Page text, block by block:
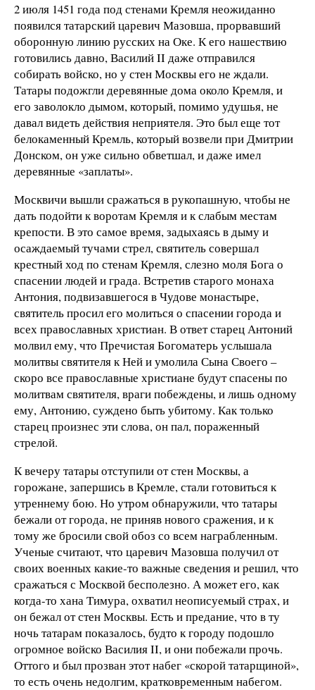
2 июля 1451 года под стенами Кремля неожиданно
появился татарский царевич Мазовша, прорвавший
оборонную линию русских на Оке. К его нашествию
готовились давно, Василий II даже отправился
собирать войско, но у стен Москвы его не ждали.
Татары подожгли деревянные дома около Кремля, и
его заволокло дымом, который, помимо удушья, не
давал видеть действия неприятеля. Это был еще тот
белокаменный Кремль, который возвели при Дмитрии
Донском, он уже сильно обветшал, и даже имел
деревянные «заплаты».
Москвичи вышли сражаться в рукопашную, чтобы не
дать подойти к воротам Кремля и к слабым местам
крепости. В это самое время, задыхаясь в дыму и
осаждаемый тучами стрел, святитель совершал
крестный ход по стенам Кремля, слезно моля Бога о
спасении людей и града. Встретив старого монаха
Антония, подвизавшегося в Чудове монастыре,
святитель просил его молиться о спасении города и
всех православных христиан. В ответ старец Антоний
молвил ему, что Пречистая Богоматерь услышала
молитвы святителя к Ней и умолила Сына Своего –
скоро все православные христиане будут спасены по
молитвам святителя, враги побеждены, и лишь одному
ему, Антонию, суждено быть убитому. Как только
старец произнес эти слова, он пал, пораженный
стрелой.
К вечеру татары отступили от стен Москвы, а
горожане, запершись в Кремле, стали готовиться к
утреннему бою. Но утром обнаружили, что татары
бежали от города, не приняв нового сражения, и к
тому же бросили свой обоз со всем награбленным.
Ученые считают, что царевич Мазовша получил от
своих военных какие-то важные сведения и решил, что
сражаться с Москвой бесполезно. А может его, как
когда-то хана Тимура, охватил неописуемый страх, и
он бежал от стен Москвы. Есть и предание, что в ту
ночь татарам показалось, будто к городу подошло
огромное войско Василия II, и они побежали прочь.
Оттого и был прозван этот набег «скорой татарщиной»,
то есть очень недолгим, кратковременным набегом.